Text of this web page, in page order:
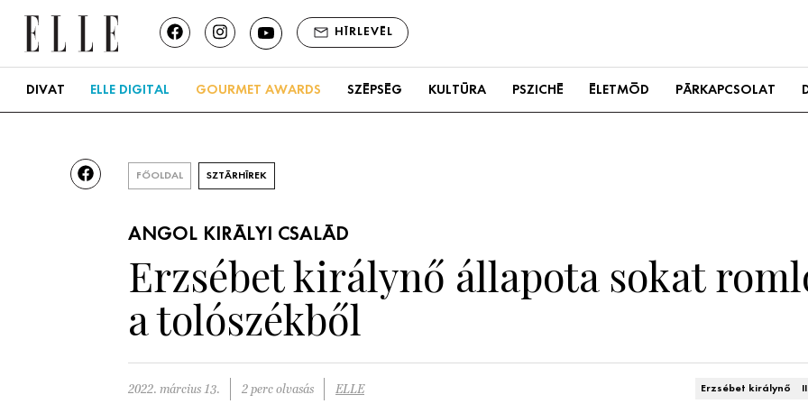
HÍRLEVÉL
DIVAT ELLE DIGITAL GOURMET AWARDS SZÉPSÉG KULTÚRA PSZICHÉ ÉLETMÓD PÁRKAPCSOLAT
FŐOLDAL SZTÁRHÍREK
ANGOL KIRÁLYI CSALÁD
Erzsébet királynő állapota sokat
a tolószékből
2022. március 13. 2 perc olvasás ELLE Erzsébet királynő